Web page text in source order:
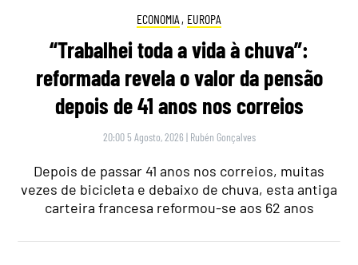
ECONOMIA , EUROPA
“Trabalhei toda a vida à chuva”:
reformada revela o valor da pensão
depois de 41 anos nos correios
20:00 5 Agosto, 2026 | Rubén Gonçalves
Depois de passar 41 anos nos correios, muitas
vezes de bicicleta e debaixo de chuva, esta antiga
carteira francesa reformou-se aos 62 anos